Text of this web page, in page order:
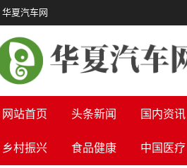
华夏汽车网
网站首页 头条新闻 国内资讯
乡村振兴 食品健康 中国医疗